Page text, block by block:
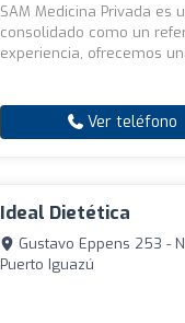
SAM Medicina Privada es
consolidado como un
experiencia, ofrecemos
Ver teléfono
Ideal Dietética
Gustavo Eppens 253 -
Puerto Iguazú